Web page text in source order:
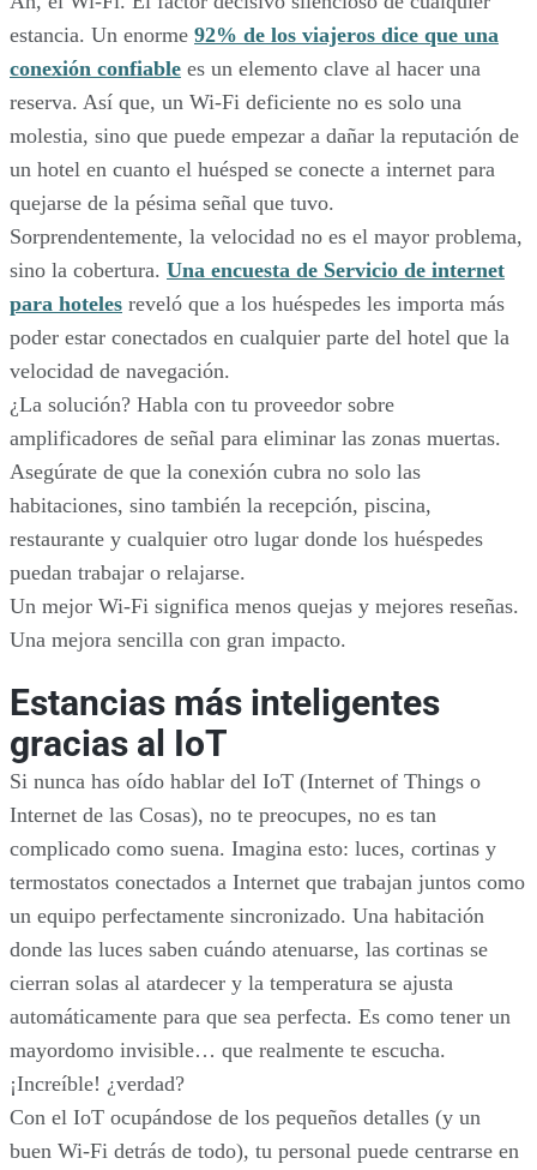
estancia. Un enorme 92% de los viajeros dice que una
conexión confiable es un elemento clave al hacer una
reserva. Así que, un Wi-Fi deficiente no es solo una
molestia, sino que puede empezar a dañar la reputación de
un hotel en cuanto el huésped se conecte a internet para
quejarse de la pésima señal que tuvo.
Sorprendentemente, la velocidad no es el mayor problema,
sino la cobertura. Una encuesta de Servicio de internet
para hoteles reveló que a los huéspedes les importa más
poder estar conectados en cualquier parte del hotel que la
velocidad de navegación.
¿La solución? Habla con tu proveedor sobre
amplificadores de señal para eliminar las zonas muertas.
Asegúrate de que la conexión cubra no solo las
habitaciones, sino también la recepción, piscina,
restaurante y cualquier otro lugar donde los huéspedes
puedan trabajar o relajarse.
Un mejor Wi-Fi significa menos quejas y mejores reseñas.
Una mejora sencilla con gran impacto.
Estancias más inteligentes
gracias al IoT
Si nunca has oído hablar del IoT (Internet of Things o
Internet de las Cosas), no te preocupes, no es tan
complicado como suena. Imagina esto: luces, cortinas y
termostatos conectados a Internet que trabajan juntos como
un equipo perfectamente sincronizado. Una habitación
donde las luces saben cuándo atenuarse, las cortinas se
cierran solas al atardecer y la temperatura se ajusta
automáticamente para que sea perfecta. Es como tener un
mayordomo invisible… que realmente te escucha.
¡Increíble! ¿verdad?
Con el IoT ocupándose de los pequeños detalles (y un
buen Wi-Fi detrás de todo), tu personal puede centrarse en